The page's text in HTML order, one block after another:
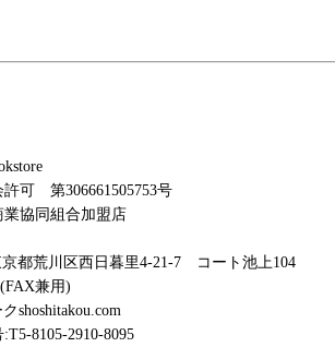
許可 第306661505753号
協同組合加盟店
都荒川区西日暮里4-21-7 コート池上104
兼用)
shoshitakou.com
8105-2910-8095